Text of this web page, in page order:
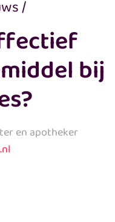
/
bij
en apotheker